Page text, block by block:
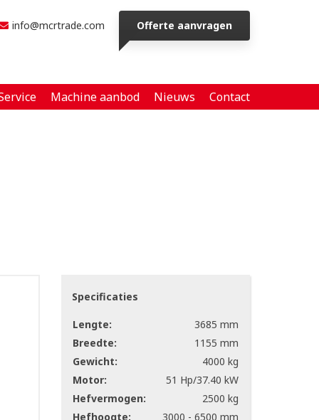
info@mcrtrade.com Offerte aanvragen
Machine aanbod Nieuws Contact
Specificaties
Lengte:
3685 mm
Breedte:
1155 mm
Gewicht:
4000 kg
Motor:
51 Hp/37.40 kW
Hefvermogen:
2500 kg
Hefhoogte:
3000 - 6500 mm